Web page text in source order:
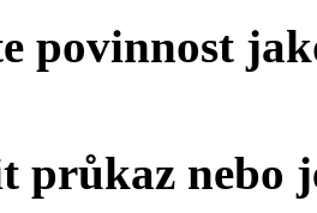
povinnost
průkaz nebo